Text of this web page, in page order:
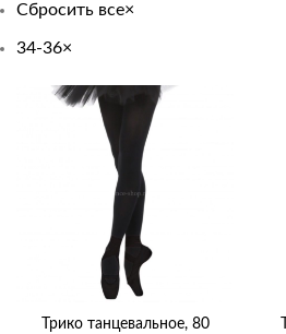
Сбросить все×
34-36×
Трико танцевальное, 80